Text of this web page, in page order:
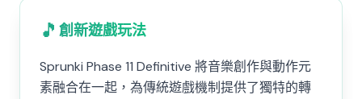
🎵 創新遊戲玩法
Sprunki Phase 11 Definitive 將音樂創作與動作元
素融合在一起，為傳統遊戲機制提供了獨特的轉